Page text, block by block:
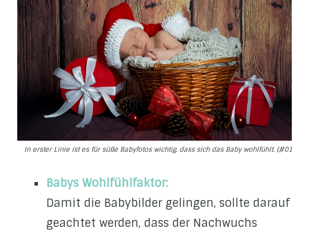
In erster Linie ist es für süße Babyfotos wichtig, dass sich das Baby wohlfühlt. (#01)
Babys Wohlfühlfaktor:
Damit die Babybilder gelingen, sollte darauf
geachtet werden, dass der Nachwuchs